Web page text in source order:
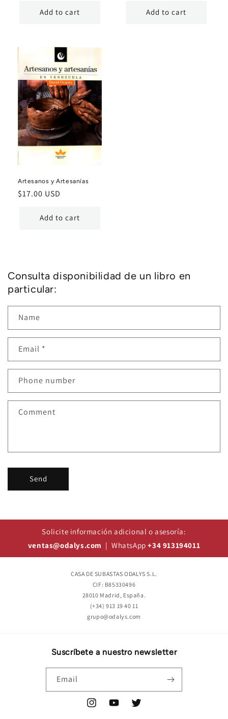
Add to cart Add to cart
Artesanos y Artesanías
Regular
$17.00 USD
Add to cart
Consulta disponibilidad de un libro en
particular:
Name
Email *
Phone number
Comment
Send
Solicite información adicional o asesoría:
ventas@odalys.com | WhatsApp+34 913194011
CASA DE SUBASTAS ODALYS S.L.
CIF: B85330496
28010 Madrid, España.
(+34) 913 19 40 11
grupo@odalys.com
Suscríbete a nuestro newsletter
Email
InstagramYouTubeTwitter